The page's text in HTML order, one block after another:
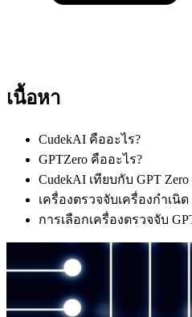
เนื้อหา
CudekAI คืออะไร?
GPTZero คืออะไร?
CudekAI เทียบกับ GPT
เครื่องตรวจจับเครื่องกำเนิ
การเลือกเครื่องตรวจจับ